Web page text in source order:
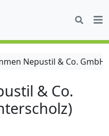
Nepustil & Co.
& Co.